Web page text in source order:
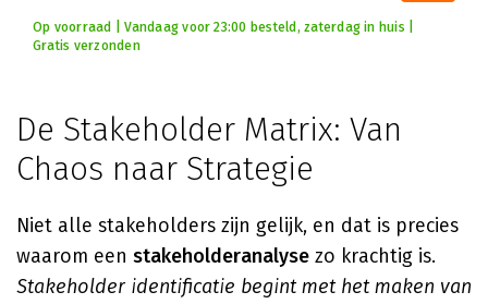
Op voorraad | Vandaag voor 23:00 besteld, zaterdag in huis |
Gratis verzonden
De Stakeholder Matrix: Van
Chaos naar Strategie
Niet alle stakeholders zijn gelijk, en dat is precies
waarom een stakeholderanalyse zo krachtig is.
Stakeholder identificatie begint met het maken van